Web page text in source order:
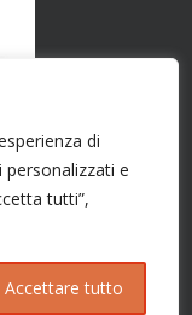
di
e
tutti”,
Accettare tutto